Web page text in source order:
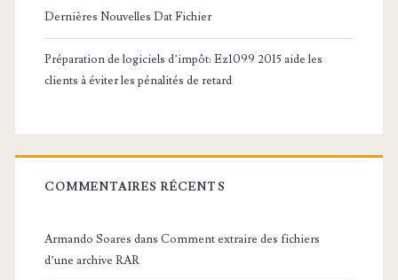
Dernières Nouvelles Dat Fichier
Préparation de logiciels d’impôt: Ez1099 2015 aide les
clients à éviter les pénalités de retard
COMMENTAIRES RÉCENTS
Armando Soares dans Comment extraire des fichiers
d’une archive RAR